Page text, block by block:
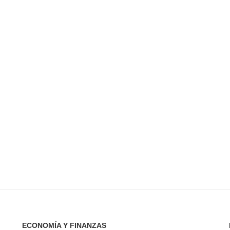
ECONOMÍA Y FINANZAS